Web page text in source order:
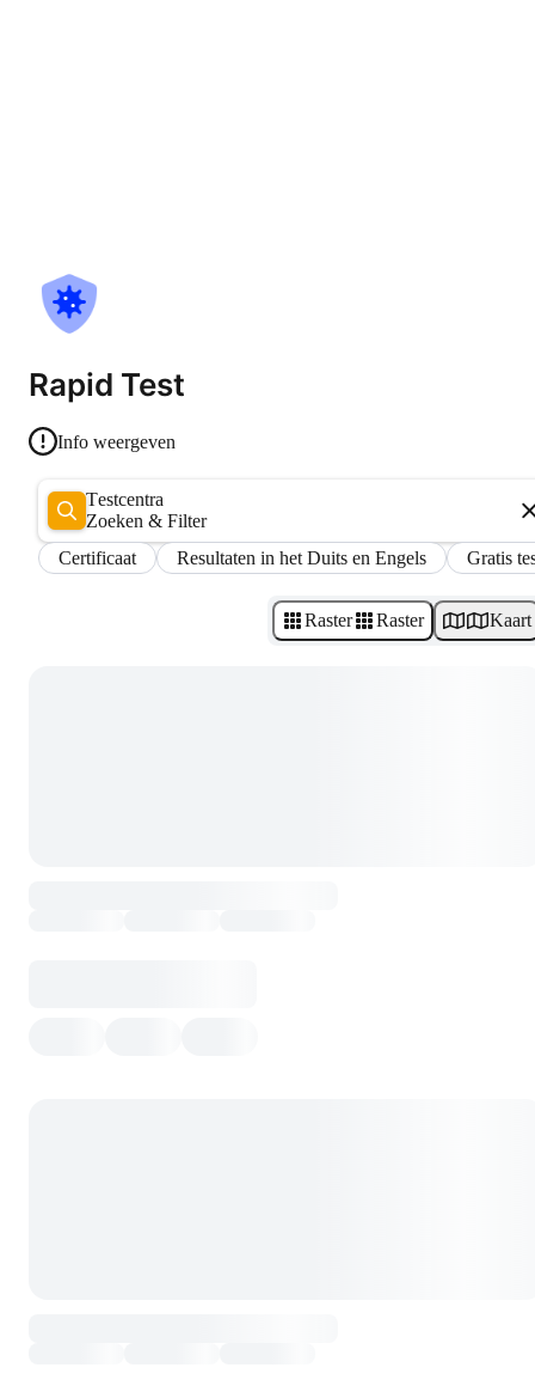
Rapid Test
Info weergeven
Testcentra
Zoeken & Filter
Certificaat
Resultaten in het Duits en Engels Gratis
Raster Raster Kaart